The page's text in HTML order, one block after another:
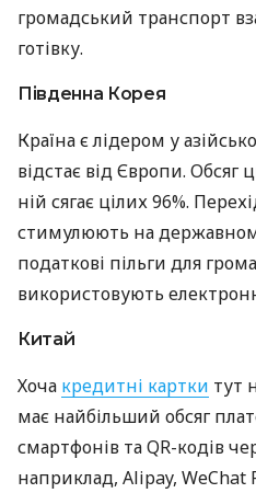
громадський транспорт
готівку.
Південна Корея
Країна є лідером у
відстає від Європи. Обсяг
ній сягає цілих 96%.
стимулюють на
податкові пільги для
використовують
Китай
Хоча кредитні картки тут
має найбільший обсяг
смартфонів та QR-кодів
наприклад, Alipay, WeChat